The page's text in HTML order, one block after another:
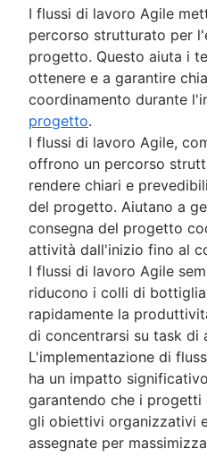
I flussi di lavoro Agile
percorso strutturato per
progetto. Questo aiuta i
ottenere e a garantire
coordinamento durante
progetto.
I flussi di lavoro Agile,
offrono un percorso
rendere chiari e
del progetto. Aiutano a
consegna del progetto
attività dall'inizio fino al
I flussi di lavoro Agile
riducono i colli di
rapidamente la
di concentrarsi su task di
L'implementazione di
ha un impatto
garantendo che i
gli obiettivi organizzativi
assegnate per